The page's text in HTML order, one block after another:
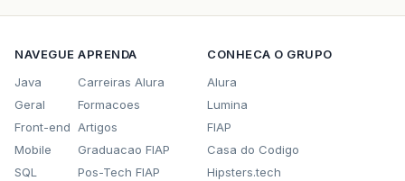
NAVEGUE
Java
Geral
Front-end
Mobile
SQL
APRENDA
Carreiras Alura
Formacoes
Artigos
Graduacao FIAP
Pos-Tech FIAP
CONHECA O GRUPO
Alura
Lumina
FIAP
Casa do Codigo
Hipsters.tech